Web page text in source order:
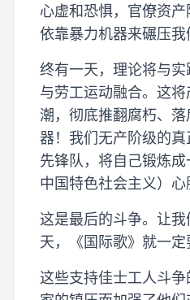
心虚和恐惧，官僚资
依靠暴力机器来碾压我
终有一天，理论将与
与劳工运动融合。这
潮，彻底推翻腐朽、
器！我们无产阶级的
先锋队，将自己锻炼成
中国特色社会主义）心
这是最后的斗争。让
天，《国际歌》就一定
这些支持佳士工人斗